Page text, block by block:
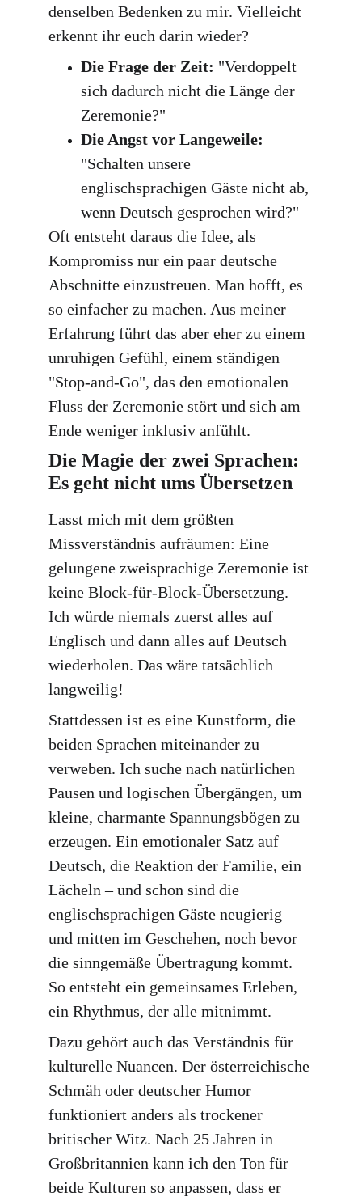
denselben Bedenken zu mir. Vielleicht
erkennt ihr euch darin wieder?
Die Frage der Zeit: "Verdoppelt
sich dadurch nicht die Länge der
Zeremonie?"
Die Angst vor Langeweile:
"Schalten unsere
englischsprachigen Gäste nicht ab,
wenn Deutsch gesprochen wird?"
Oft entsteht daraus die Idee, als
Kompromiss nur ein paar deutsche
Abschnitte einzustreuen. Man hofft, es
so einfacher zu machen. Aus meiner
Erfahrung führt das aber eher zu einem
unruhigen Gefühl, einem ständigen
"Stop-and-Go", das den emotionalen
Fluss der Zeremonie stört und sich am
Ende weniger inklusiv anfühlt.
Die Magie der zwei Sprachen:
Es geht nicht ums Übersetzen
Lasst mich mit dem größten
Missverständnis aufräumen: Eine
gelungene zweisprachige Zeremonie ist
keine Block-für-Block-Übersetzung.
Ich würde niemals zuerst alles auf
Englisch und dann alles auf Deutsch
wiederholen. Das wäre tatsächlich
langweilig!
Stattdessen ist es eine Kunstform, die
beiden Sprachen miteinander zu
verweben. Ich suche nach natürlichen
Pausen und logischen Übergängen, um
kleine, charmante Spannungsbögen zu
erzeugen. Ein emotionaler Satz auf
Deutsch, die Reaktion der Familie, ein
Lächeln – und schon sind die
englischsprachigen Gäste neugierig
und mitten im Geschehen, noch bevor
die sinngemäße Übertragung kommt.
So entsteht ein gemeinsames Erleben,
ein Rhythmus, der alle mitnimmt.
Dazu gehört auch das Verständnis für
kulturelle Nuancen. Der österreichische
Schmäh oder deutscher Humor
funktioniert anders als trockener
britischer Witz. Nach 25 Jahren in
Großbritannien kann ich den Ton für
beide Kulturen so anpassen, dass er